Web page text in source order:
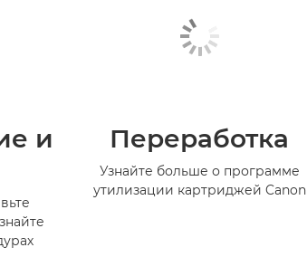
и
Переработка
Узнайте больше о программе
утилизации картриджей Canon